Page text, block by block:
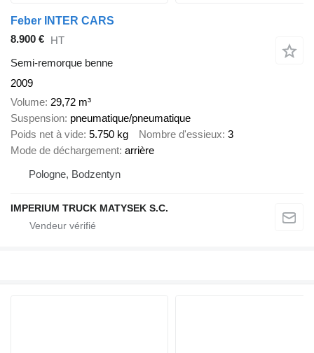
Feber INTER CARS
8.900 € HT
Semi-remorque benne
2009
Volume 29,72 m³
Suspension pneumatique/pneumatique
Poids net à vide 5.750 kg Nombre d'essieux 3
Mode de déchargement arrière
Pologne, Bodzentyn
IMPERIUM TRUCK MATYSEK S.C.